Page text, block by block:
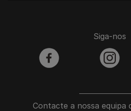
Contacte a nossa equipa
Siga-nos
facebook